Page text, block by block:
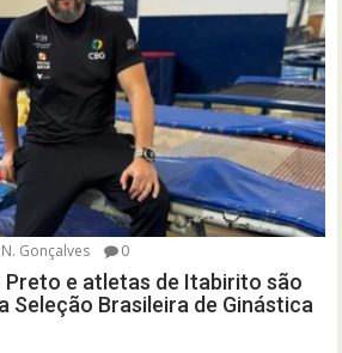
Gonçalves 0
Preto e atletas de Itabirito são
Seleção Brasileira de Ginástica